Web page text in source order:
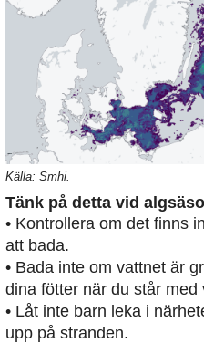
Källa: Smhi.
Tänk på detta vid
• Kontrollera om det finns
att bada.
• Bada inte om vattnet är
dina fötter när du står med
• Låt inte barn leka i
upp på stranden.